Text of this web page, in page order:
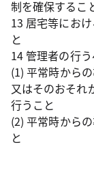
制を確保するこ
13 居宅等にお
と
14 管理者の行
(1) 平常時から
又はそのおそれ
行うこと
(2) 平常時から
と